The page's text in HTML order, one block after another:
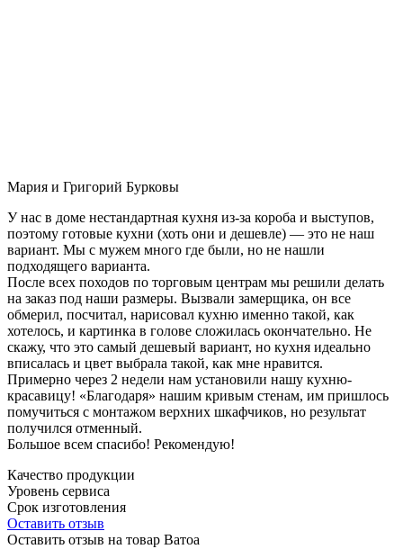
Мария и Григорий Бурковы
У нас в доме нестандартная кухня из-за короба и выступов,
поэтому готовые кухни (хоть они и дешевле) — это не наш
вариант. Мы с мужем много где были, но не нашли
подходящего варианта.
После всех походов по торговым центрам мы решили делать
на заказ под наши размеры. Вызвали замерщика, он все
обмерил, посчитал, нарисовал кухню именно такой, как
хотелось, и картинка в голове сложилась окончательно. Не
скажу, что это самый дешевый вариант, но кухня идеально
вписалась и цвет выбрала такой, как мне нравится.
Примерно через 2 недели нам установили нашу кухню-
красавицу! «Благодаря» нашим кривым стенам, им пришлось
помучиться с монтажом верхних шкафчиков, но результат
получился отменный.
Большое всем спасибо! Рекомендую!
Качество продукции
Уровень сервиса
Срок изготовления
Оставить отзыв
Оставить отзыв на товар Ватоа